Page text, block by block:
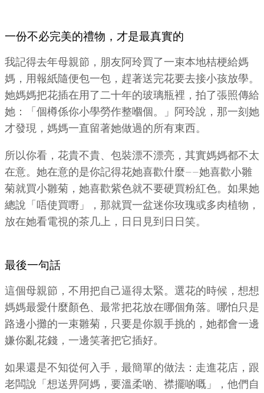
一份不必完美的禮物，才是最真實的
我記得去年母親節，朋友阿玲買了一束本地桔梗給媽
媽，用報紙隨便包一包，趕著送完花要去接小孩放學。
她媽媽把花插在用了二十年的玻璃瓶裡，拍了張照傳給
她：「個樽係你小學勞作整嗰個。」阿玲說，那一刻她
才發現，媽媽一直留著她做過的所有東西。
所以你看，花貴不貴、包裝漂不漂亮，其實媽媽都不太
在意。她在意的是你記得花她喜歡什麼——她喜歡小雛
菊就買小雛菊，她喜歡紫色就不要硬買粉紅色。如果她
總說「唔使買嘢」，那就買一盆迷你玫瑰或多肉植物，
放在她看電視的茶几上，日日見到日日笑。
最後一句話
這個母親節，不用把自己逼得太緊。選花的時候，想想
媽媽最愛什麼顏色、最常把花放在哪個角落。哪怕只是
路邊小攤的一束雛菊，只要是你親手挑的，她都會一邊
嫌你亂花錢，一邊笑著把它插好。
如果還是不知從何入手，最簡單的做法：走進花店，跟
老闆說「想送畀阿媽，要溫柔啲、襟擺啲嘅」，他們自